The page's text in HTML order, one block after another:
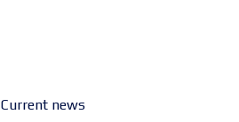
Current news